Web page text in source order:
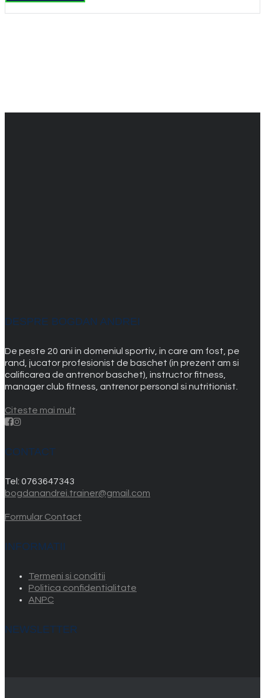
DESPRE BOGDAN ANDREI
De peste 20 ani in domeniul sportiv, in care am fost, pe
rand, jucator profesionist de baschet (in prezent am si
calificarea de antrenor baschet), instructor fitness,
manager club fitness, antrenor personal si nutritionist.
Citeste mai mult
CONTACT
Tel: 0763647343
bogdanandrei.trainer@gmail.com
Formular Contact
INFORMATII
Termeni si conditii
Politica confidentialitate
ANPC
NEWSLETTER